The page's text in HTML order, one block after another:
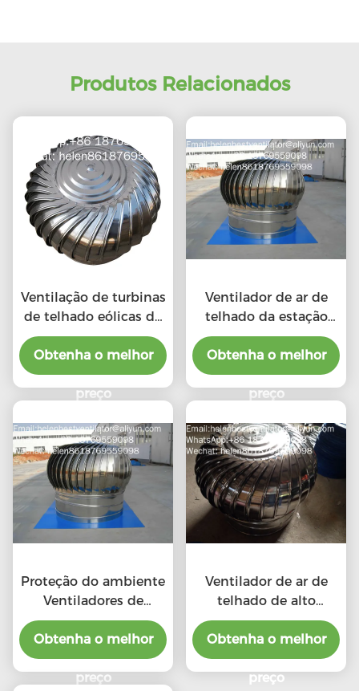
Produtos Relacionados
Ventilação de turbinas
de telhado eólicas de
aço inoxidável 201 LC-
BEST de tamanho 500
mm para fábrica
Obtenha o melhor
preço
Ventilador de ar de
telhado da estação
chuvosa com o preço
do benefício material
Obtenha o melhor
preço
Proteção do ambiente
Ventiladores de
telhado de escape de
alta CFM com
ventiladores
profissionais
Obtenha o melhor
preço
Ventilador de ar de
telhado de alto
desempenho em
relação ao custo para
produto profissional
Obtenha o melhor
preço